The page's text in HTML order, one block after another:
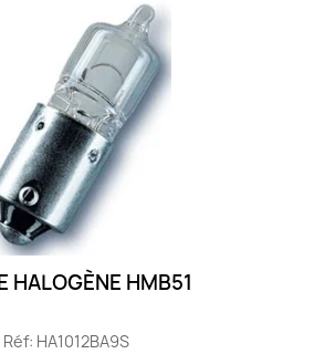
HALOGÈNE HMB51
Réf: HA1012BA9S